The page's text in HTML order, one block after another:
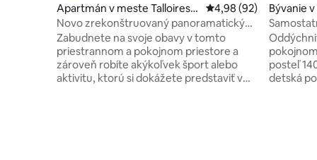
Apartmán v meste Talloires-
Montmin
Priemerné
4,98 (92)
Novo zrekonštruovaný panoramatický
byt Lake & Mountain
Zabudnete na svoje obavy v tomto
priestrannom a pokojnom priestore a
zároveň robíte akýkoľvek šport alebo
aktivitu, ktorú si dokážete predstaviť v
Bývanie
che
osoby + 1
pokojnom mieste.
posteľ
detská